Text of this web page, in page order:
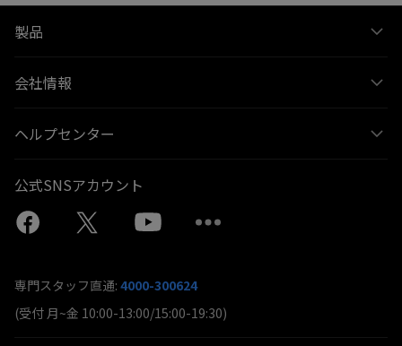
製品
会社情報
ヘルプセンター
公式SNSアカウント
専門スタッフ直通: 4000-300624
(受付 月~金 10:00-13:00/15:00-19:30)